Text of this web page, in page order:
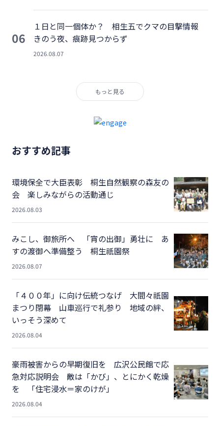
06
１日と同一個体か？ 相生五でクマの目撃情報
きのう夜、痕跡見つからず
2026.08.07
もっと見る
おすすめ記事
環境保全で大臣表彰 桐生自然観察の森友の
会 楽しみながらの活動通じ
2026.08.03
みこし、御旅所へ 「宵の出御」勇壮に あ
すの渡御へ準備整う 桐生祇園祭
2026.08.07
「４００年」に向け伝統つなげ 大間々祇園
まつり閉幕 山車巡行で礼参り 地域の絆、
いっそう深めて
2026.08.04
豪雨被害からの早期復旧を 広沢公民館で応
急対応説明会 敵は「かび」、とにかく乾燥
を 「住宅浸水＝家のけが」
2026.08.04